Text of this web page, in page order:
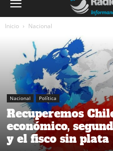
Inicio Nacional
Nacional Política
Recuperemos
económico,
y el fisco sin plata